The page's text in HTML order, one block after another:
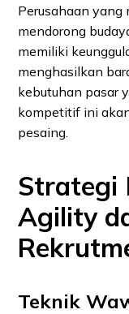
Perusahaan
mendorong
memiliki
menghasilkan
kebutuhan pasar
kompetitif ini
pesaing.
Strategi
Agility
Teknik